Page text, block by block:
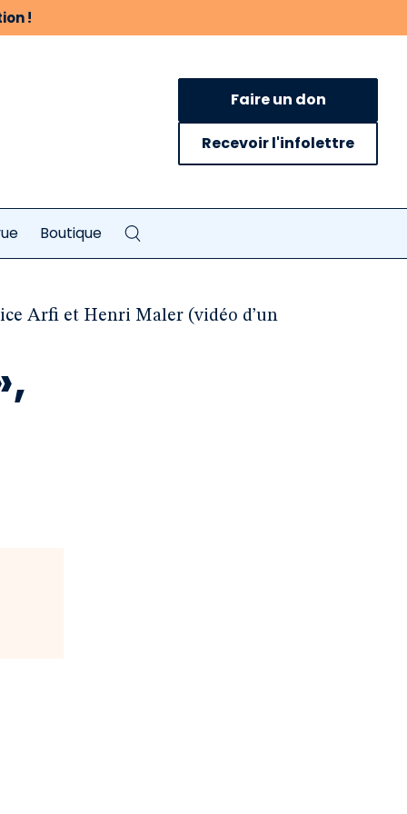
!
Faire un don
Recevoir l'infolettre
Boutique
Arfi et Henri Maler (vidéo d’un